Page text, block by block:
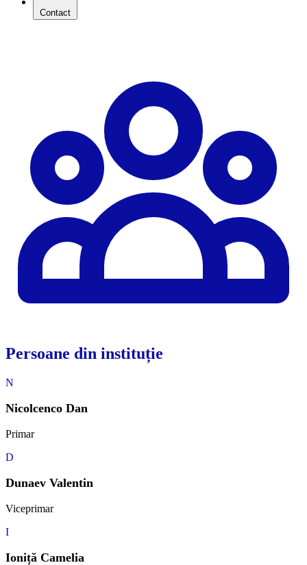
Contact
Persoane din instituție
N
Nicolcenco Dan
Primar
D
Dunaev Valentin
Viceprimar
I
Ioniță Camelia